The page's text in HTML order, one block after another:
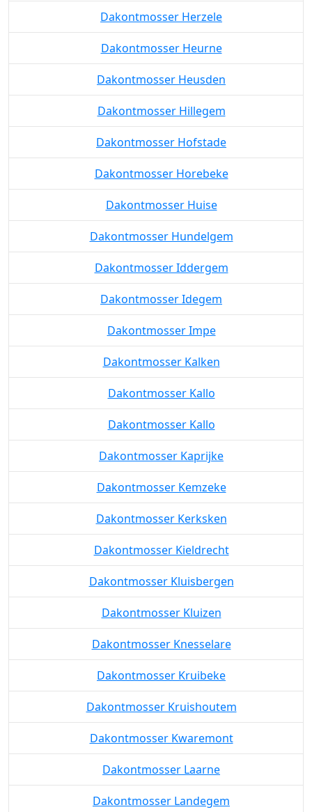
Dakontmosser Herzele
Dakontmosser Heurne
Dakontmosser Heusden
Dakontmosser Hillegem
Dakontmosser Hofstade
Dakontmosser Horebeke
Dakontmosser Huise
Dakontmosser Hundelgem
Dakontmosser Iddergem
Dakontmosser Idegem
Dakontmosser Impe
Dakontmosser Kalken
Dakontmosser Kallo
Dakontmosser Kallo
Dakontmosser Kaprijke
Dakontmosser Kemzeke
Dakontmosser Kerksken
Dakontmosser Kieldrecht
Dakontmosser Kluisbergen
Dakontmosser Kluizen
Dakontmosser Knesselare
Dakontmosser Kruibeke
Dakontmosser Kruishoutem
Dakontmosser Kwaremont
Dakontmosser Laarne
Dakontmosser Landegem